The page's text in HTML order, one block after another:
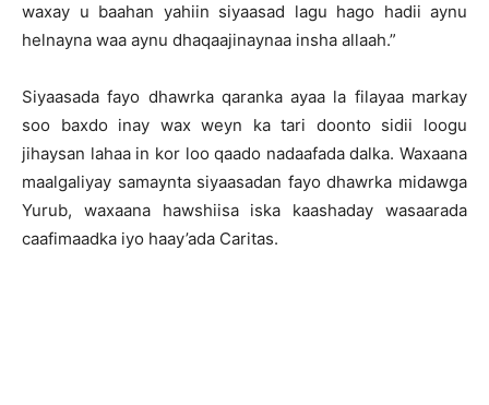
waxay u baahan yahiin siyaasad lagu hago hadii aynu
helnayna waa aynu dhaqaajinaynaa insha allaah.”
Siyaasada fayo dhawrka qaranka ayaa la filayaa markay
soo baxdo inay wax weyn ka tari doonto sidii loogu
jihaysan lahaa in kor loo qaado nadaafada dalka. Waxaana
maalgaliyay samaynta siyaasadan fayo dhawrka midawga
Yurub, waxaana hawshiisa iska kaashaday wasaarada
caafimaadka iyo haay’ada Caritas.